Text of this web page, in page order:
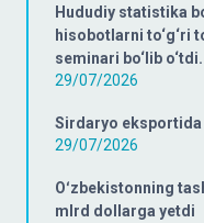
Hududiy statistika
hisobotlarni to‘g‘ri
seminari bo‘lib o‘tdi.
29/07/2026
Sirdaryo
29/07/2026
Oʻzbekistonning
mlrd dollarga yetdi